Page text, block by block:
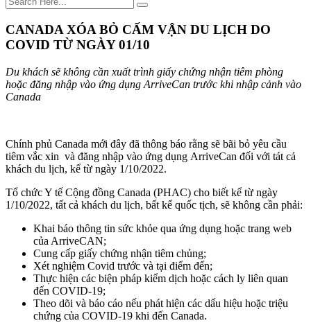
CANADA XÓA BỎ CẤM VẬN DU LỊCH DO
COVID TỪ NGÀY 01/10
Du khách sẽ không cần xuất trình giấy chứng nhận tiêm phòng
hoặc đăng nhập vào ứng dụng ArriveCan trước khi nhập cảnh vào
Canada
Chính phủ Canada mới đây đã thông báo rằng sẽ bãi bỏ yêu cầu
tiêm vắc xin và đăng nhập vào ứng dụng ArriveCan đối với tát cả
khách du lịch, kể từ ngày 1/10/2022.
Tổ chức Y tế Cộng đồng Canada (PHAC) cho biết kể từ ngày
1/10/2022, tất cả khách du lịch, bất kể quốc tịch, sẽ không cần phải:
Khai báo thông tin sức khỏe qua ứng dụng hoặc trang web
của ArriveCAN;
Cung cấp giấy chứng nhận tiêm chủng;
Xét nghiệm Covid trước và tại điểm đến;
Thực hiện các biện pháp kiểm dịch hoặc cách ly liên quan
đến COVID-19;
Theo dõi và báo cáo nếu phát hiện các dấu hiệu hoặc triệu
chứng của COVID-19 khi đến Canada.